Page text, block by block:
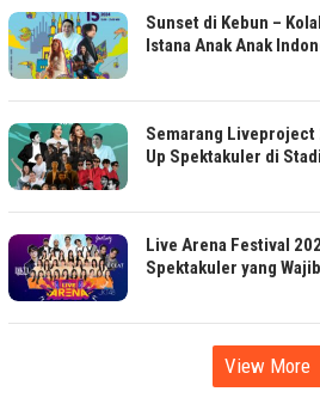
Sunset di Kebun –
Istana Anak Anak
Semarang Liveproject
Up Spektakuler di
Live Arena Festival
Spektakuler yang
View More